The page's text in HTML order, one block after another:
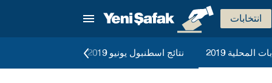
انتخابات
نتائج اسطنبول يونيو 2019 المحلية 2019